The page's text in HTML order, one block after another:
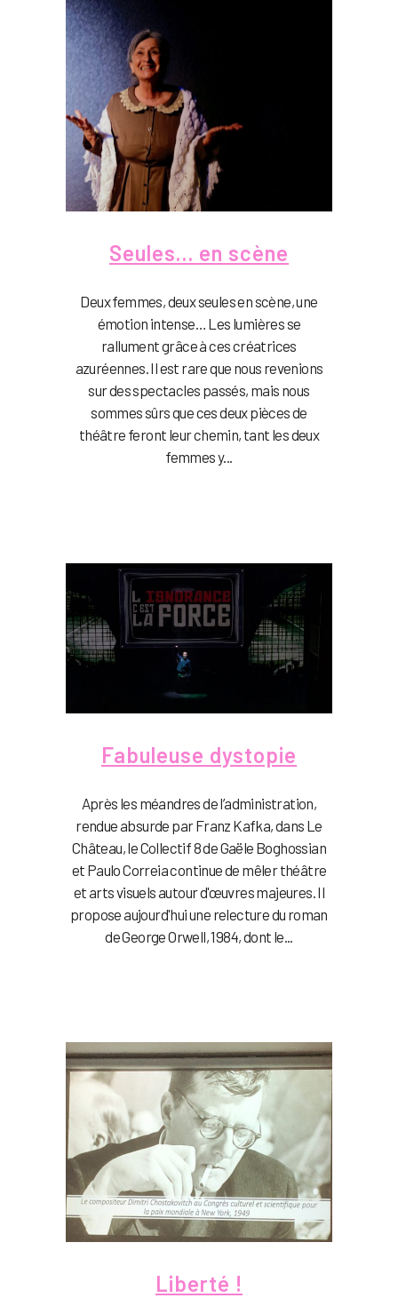
Seules… en scène
Deux femmes, deux seules en scène, une
émotion intense… Les lumières se
rallument grâce à ces créatrices
azuréennes. Il est rare que nous revenions
sur des spectacles passés, mais nous
sommes sûrs que ces deux pièces de
théâtre feront leur chemin, tant les deux
femmes y...
Fabuleuse dystopie
Après les méandres de l’administration,
rendue absurde par Franz Kafka, dans Le
Château, le Collectif 8 de Gaële Boghossian
et Paulo Correia continue de mêler théâtre
et arts visuels autour d'œuvres majeures. Il
propose aujourd'hui une relecture du roman
de George Orwell, 1984, dont le...
Liberté !